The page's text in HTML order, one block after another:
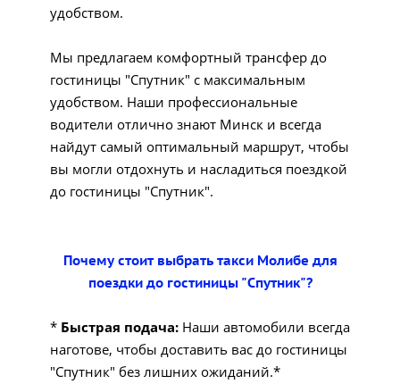
удобством.
Мы предлагаем комфортный трансфер до
гостиницы "Спутник" с максимальным
удобством. Наши профессиональные
водители отлично знают Минск и всегда
найдут самый оптимальный маршрут, чтобы
вы могли отдохнуть и насладиться поездкой
до гостиницы "Спутник".
Почему стоит выбрать такси Молибе для
поездки до гостиницы "Спутник"?
* Быстрая подача: Наши автомобили всегда
наготове, чтобы доставить вас до гостиницы
"Спутник" без лишних ожиданий.*